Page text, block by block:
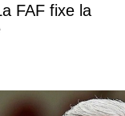
FAF fixe la